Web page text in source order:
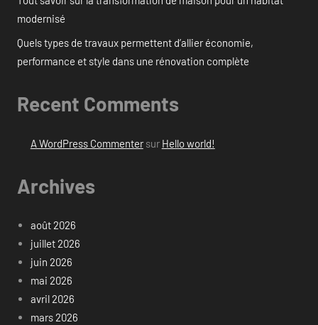
modernisé
Quels types de travaux permettent d’allier économie,
performance et style dans une rénovation complète
Recent Comments
A WordPress Commentersur Hello world!
Archives
août 2026
juillet 2026
juin 2026
mai 2026
avril 2026
mars 2026